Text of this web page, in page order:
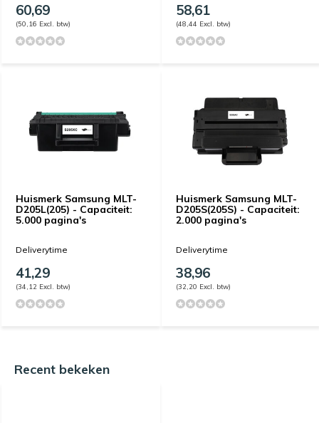
60,69
(50,16 Excl. btw)
58,61
(48,44 Excl. btw)
Huismerk Samsung MLT-
D205L(205) - Capaciteit:
5.000 pagina's
Deliverytime
41,29
(34,12 Excl. btw)
Huismerk Samsung MLT-
D205S(205S) - Capaciteit:
2.000 pagina's
Deliverytime
38,96
(32,20 Excl. btw)
Recent bekeken